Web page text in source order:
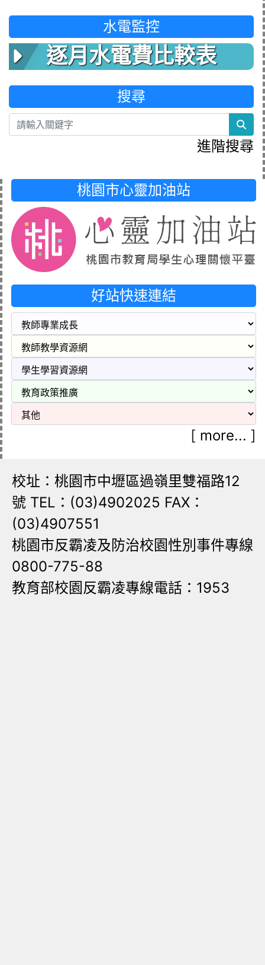
水電監控
逐月水電費比較表
搜尋
進階搜尋
桃園市心靈加油站
好站快速連結
[ more... ]
校址：桃園市中壢區過嶺里雙福路12
號 TEL：(03)4902025 FAX：
(03)4907551
桃園市反霸凌及防治校園性別事件專線
0800-775-88
教育部校園反霸凌專線電話：1953